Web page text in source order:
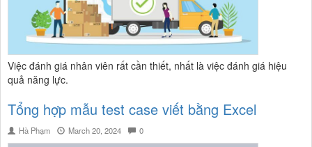
Việc đánh giá nhân viên rất cần thiết, nhất là việc đánh giá hiệu
quả năng lực.
Tổng hợp mẫu test case viết bằng Excel
Hà Phạm March 20, 2024 0